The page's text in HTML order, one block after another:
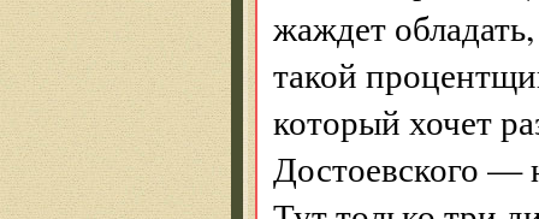
жаждет
такой
который хочет
Достоевского